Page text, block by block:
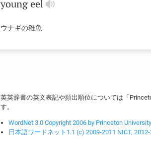
youngeel
ウナギの稚魚
英英辞書の英文表記や頻出順位については「
す。
WordNet 3.0 Copyright 2006 by Princeton
日本語ワードネット1.1 (c) 2009-2011 NICT,